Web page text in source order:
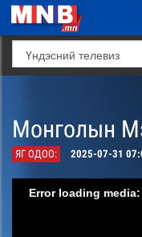
Монголын
ЯГ ОДОО: 2025-07-31
Error loading